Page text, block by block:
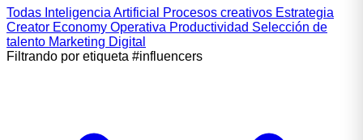
Todas Inteligencia Artificial Procesos creativos Estrategia
Creator Economy Operativa Productividad Selección de
talento Marketing Digital
Filtrando por etiqueta #influencers